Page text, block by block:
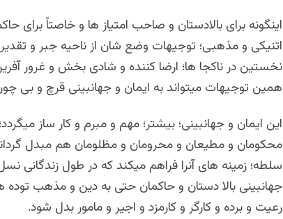
اینگونه برای بالادستان و صاحب امتیاز ها و خاصتاً برای
اتنیکی و مذهبی؛ توجیهات وضع شان از ناحیه جبر و
نخستین در ناکجا ها؛ ارضا کننده و شادی بخش و غرور
همین توجیهات میتواند به ایمان و جهانبینی قرچ و بی
این ایمان و جهانبینی؛ بیشتر؛ مهم و مبرم و کار ساز
محکومان و مطیعان و محرومان و مظلومان هم مبدل
سلطه؛ زمینه های آنرا فراهم میکند که در طول زندگانی
جهانبینی بالا دستان و حاکمان حتی به دین و مذهب
رعیت و برده و کارگر و کارمزد و اجیر و مامور بدل شود.